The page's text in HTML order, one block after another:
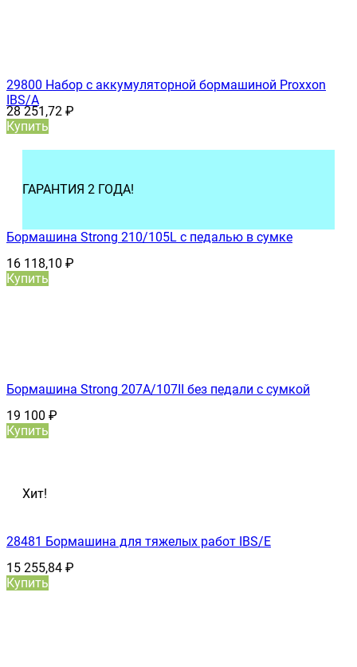
29800 Набор с аккумуляторной бормашиной Proxxon
IBS/A
28 251,72 ₽
Купить
ГАРАНТИЯ 2 ГОДА!
Бормашина Strong 210/105L с педалью в сумке
16 118,10 ₽
Купить
Бормашина Strong 207А/107II без педали с сумкой
19 100 ₽
Купить
Хит!
28481 Бормашина для тяжелых работ IBS/E
15 255,84 ₽
Купить